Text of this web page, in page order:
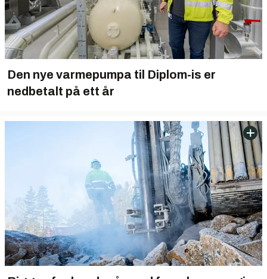
Den nye varmepumpa til Diplom-is er
nedbetalt på ett år